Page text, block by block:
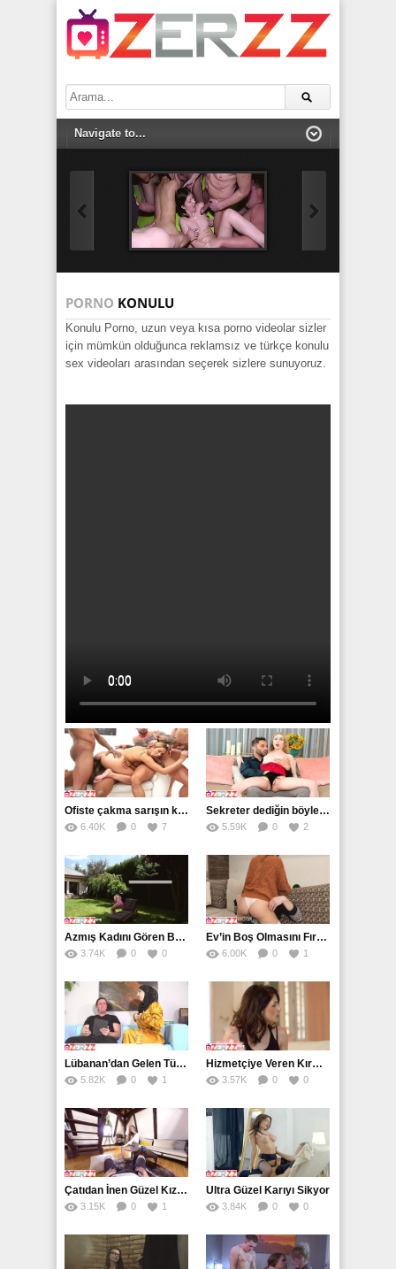
PORNO KONULU
Konulu Porno, uzun veya kısa porno videolar sizler
için mümkün olduğunca reklamsız ve türkçe konulu
sex videoları arasından seçerek sizlere sunuyoruz.
Ofiste çakma sarışın kadın tüm çalışanlara veriyor
6.40K 0 7
Sekreter dediğin böyle olur
5.59K 0 2
Azmış Kadını Gören Bahçivan Durumu Fırsata Çeviriyor
3.74K 0 0
Ev’in Boş Olmasını Fırsata Çeviren Azgın Genç
6.00K 0 1
Lübanan’dan Gelen Türbanlı Sik Hastası Kevaşeyi Parçalıyor
5.82K 0 1
Hizmetçiye Veren Kırmızı Gömlekli Kaşar
3.57K 0 0
Çatıdan İnen Güzel Kızı Parçalıyor
3.15K 0 1
Ultra Güzel Karıyı Sikyor
3.84K 0 0